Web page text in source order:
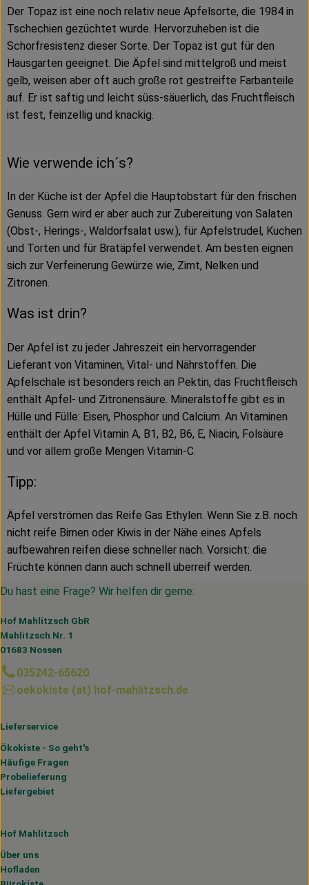
Der Topaz ist eine noch relativ neue Apfelsorte, die 1984 in
Tschechien gezüchtet wurde. Hervorzuheben ist die
Schorfresistenz dieser Sorte. Der Topaz ist gut für den
Hausgarten geeignet. Die Äpfel sind mittelgroß und meist
gelb, weisen aber oft auch große rot gestreifte Farbanteile
auf. Er ist saftig und leicht süss-säuerlich, das Fruchtfleisch
ist fest, feinzellig und knackig.
Wie verwende ich´s?
In der Küche ist der Apfel die Hauptobstart für den frischen
Genuss. Gern wird er aber auch zur Zubereitung von Salaten
(Obst-, Herings-, Waldorfsalat usw.), für Apfelstrudel, Kuchen
und Torten und für Bratäpfel verwendet. Am besten eignen
sich zur Verfeinerung Gewürze wie, Zimt, Nelken und
Zitronen.
Was ist drin?
Der Apfel ist zu jeder Jahreszeit ein hervorragender
Lieferant von Vitaminen, Vital- und Nährstoffen. Die
Apfelschale ist besonders reich an Pektin, das Fruchtfleisch
enthält Apfel- und Zitronensäure. Mineralstoffe gibt es in
Hülle und Fülle: Eisen, Phosphor und Calcium. An Vitaminen
enthält der Apfel Vitamin A, B1, B2, B6, E, Niacin, Folsäure
und vor allem große Mengen Vitamin-C.
Tipp:
Äpfel verströmen das Reife Gas Ethylen. Wenn Sie z.B. noch
nicht reife Birnen oder Kiwis in der Nähe eines Apfels
aufbewahren reifen diese schneller nach. Vorsicht: die
Früchte können dann auch schnell überreif werden.
Du hast eine Frage? Wir helfen dir gerne:
Hof Mahlitzsch GbR
Mahlitzsch Nr. 1
01683 Nossen
035242-65620
oekokiste (at) hof-mahlitzsch.de
Lieferservice
Ökokiste - So geht's
Häufige Fragen
Probelieferung
Liefergebiet
Hof Mahlitzsch
Über uns
Hofladen